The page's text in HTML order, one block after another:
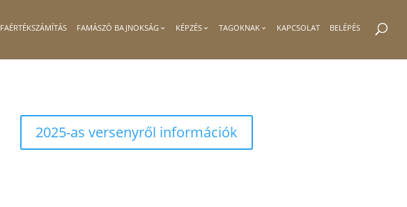
FAÉRTÉKSZÁMÍTÁS FAMÁSZÓ BAJNOKSÁG KÉPZÉS TAGOKNAK KAPCSOLAT BELÉPÉS
2025-as versenyről információk